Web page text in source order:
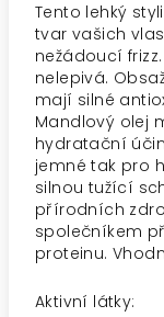
Tento lehký
tvar vašich
nežádoucí
nelepivá.
mají silné
Mandlový olej
hydratační
jemné tak pro
silnou tužící
přírodních
společníkem
proteinu.
Aktivní látky: